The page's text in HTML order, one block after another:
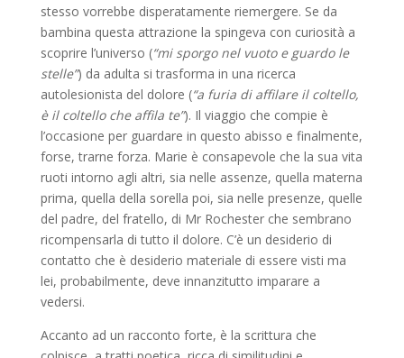
stesso vorrebbe disperatamente riemergere. Se da
bambina questa attrazione la spingeva con curiosità a
scoprire l’universo (“mi sporgo nel vuoto e guardo le
stelle”) da adulta si trasforma in una ricerca
autolesionista del dolore (“a furia di affilare il coltello,
è il coltello che affila te”). Il viaggio che compie è
l’occasione per guardare in questo abisso e finalmente,
forse, trarne forza. Marie è consapevole che la sua vita
ruoti intorno agli altri, sia nelle assenze, quella materna
prima, quella della sorella poi, sia nelle presenze, quelle
del padre, del fratello, di Mr Rochester che sembrano
ricompensarla di tutto il dolore. C’è un desiderio di
contatto che è desiderio materiale di essere visti ma
lei, probabilmente, deve innanzitutto imparare a
vedersi.
Accanto ad un racconto forte, è la scrittura che